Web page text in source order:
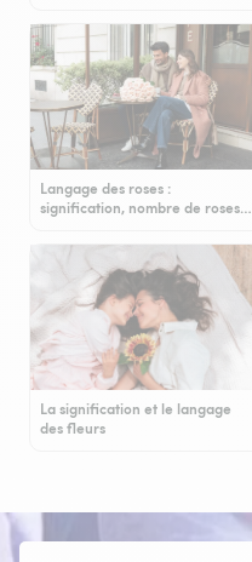
Langage des roses :
signification, nombre de roses…
La signification et le langage
des fleurs